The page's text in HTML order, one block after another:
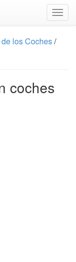
los Coches/
coches